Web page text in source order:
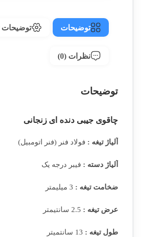
توضیحات توضیحات
نظرات (0)
توضیحات
چاقوی جیبی دنده ای زنجانی
آلیاژ تیغه : فولاد فنر (فنر اتومبیل)
آلیاژ دسته : فیبر درجه یک
ضخامت تیغه :
عرض تیغه :
طول تیغه :